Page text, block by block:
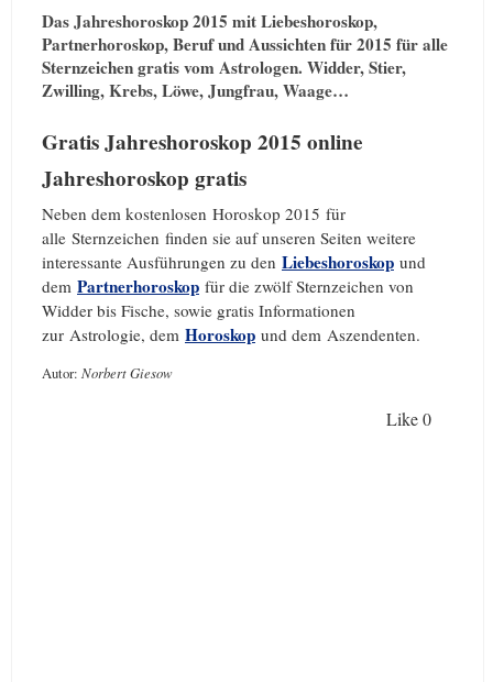
Das Jahreshoroskop 2015 mit Liebeshoroskop,
Partnerhoroskop, Beruf und Aussichten für 2015 für alle
Sternzeichen gratis vom Astrologen. Widder, Stier,
Zwilling, Krebs, Löwe, Jungfrau, Waage…
Gratis Jahreshoroskop 2015 online
Jahreshoroskop gratis
Neben dem kostenlosen Horoskop 2015 für
alle Sternzeichen finden sie auf unseren Seiten weitere
interessante Ausführungen zu den Liebeshoroskop und
dem Partnerhoroskop für die zwölf Sternzeichen von
Widder bis Fische, sowie gratis Informationen
zur Astrologie, dem Horoskop und dem Aszendenten.
Autor: Norbert Giesow
Like0